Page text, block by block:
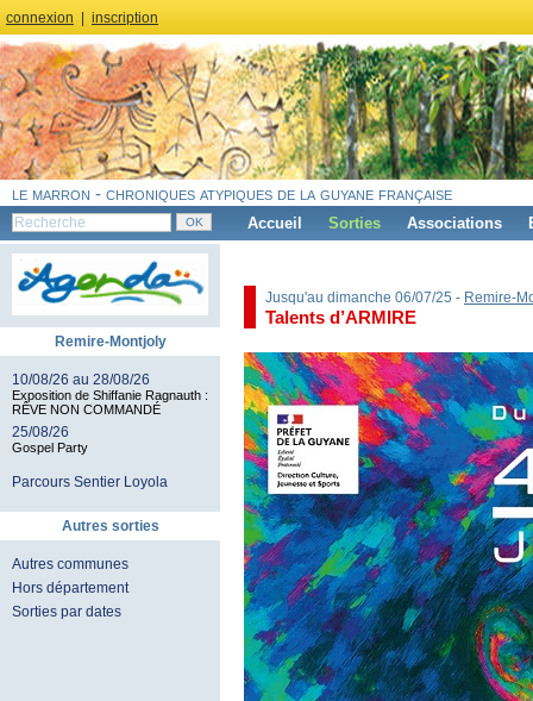
connexion inscription
le marron - chroniques atypiques de la guyane française
Accueil Sorties Associations
Remire-Montjoly
10/08/26 au 28/08/26
Exposition de Shiffanie Ragnauth :
RÊVE NON COMMANDÉ
25/08/26
Gospel Party
Parcours Sentier Loyola
Autres sorties
Autres communes
Hors département
Sorties par dates
Jusqu'au dimanche 06/07/25 - Remire-
Talents d’ARMIRE